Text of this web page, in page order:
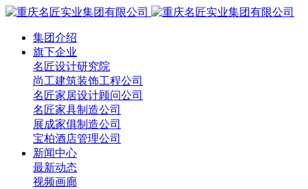
集团介绍
旗下企业
名匠设计研究院
尚工建筑装饰工程公司
名匠家居设计顾问公司
名匠家具制造公司
展成家俱制造公司
宝柏酒店管理公司
新闻中心
最新动态
视频画廊